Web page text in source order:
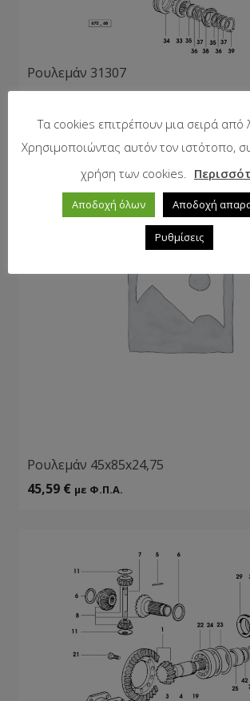
Ρουλεμάν 31307
92,21€
Ρουλεμάν 45x85x24,75
45,59 € με Φ.Π.Α.
Τα cookies επιτρέπουν μια σειρά από
Χρησιμοποιώντας αυτόν τον ιστότοπο,
χρήση των cookies.
Αποδοχή όλων Αποδοχή
Ρυθμίσεις